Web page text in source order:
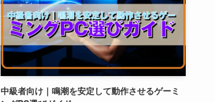
中級者向け｜鳴潮を安定して動作させるゲーミ